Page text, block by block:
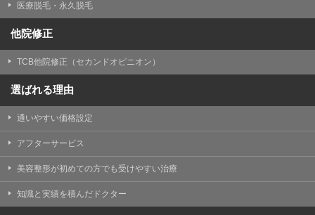
医療脱毛・永久脱毛
他院修正
TCB他院修正（セカンドオピニオン）
選ばれる理由
通いやすい価格設定
アフターサービス
美容整形が初めての方でも受けやすい治療
知識と実績を積んだドクター